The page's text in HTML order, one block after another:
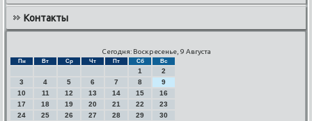
Контакты
Сегодня: Воскресенье, 9 Августа
Пн Вт Ср Чт Пт Сб Вс
1
2
3
4 5 6 7 8
9
10
11 12 13 14 15
16
17
18 19 20 21 22
23
24
25 26 27 28 29
30